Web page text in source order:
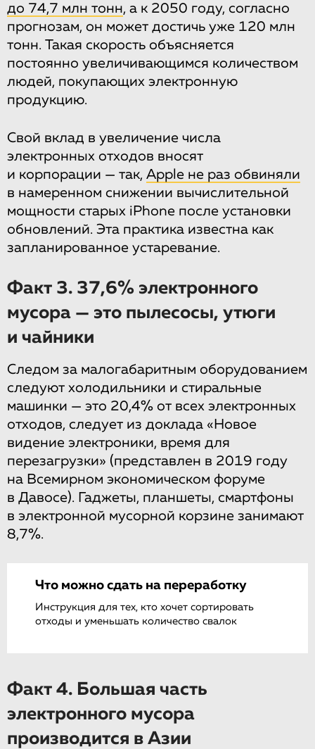
до 74,7 млн тонн, а к 2050 году, согласно
прогнозам, он может достичь уже 120 млн
тонн. Такая скорость объясняется
постоянно увеличивающимся количеством
людей, покупающих электронную
продукцию.
Свой вклад в увеличение числа
электронных отходов вносят
и корпорации — так, Apple не раз обвиняли
в намеренном снижении вычислительной
мощности старых iPhone после установки
обновлений. Эта практика известна как
запланированное устаревание.
Факт 3. 37,6% электронного
мусора — это пылесосы, утюги
и чайники
Следом за малогабаритным оборудованием
следуют холодильники и стиральные
машинки — это 20,4% от всех электронных
отходов, следует из доклада «Новое
видение электроники, время для
перезагрузки» (представлен в 2019 году
на Всемирном экономическом форуме
в Давосе). Гаджеты, планшеты, смартфоны
в электронной мусорной корзине занимают
8,7%.
Что можно сдать на переработку
Инструкция для тех, кто хочет сортировать
отходы и уменьшать количество свалок
Факт 4. Большая часть
электронного мусора
производится в Азии